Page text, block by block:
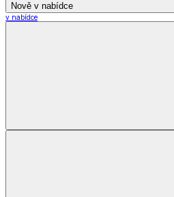
Nově v nabídce
v nabídce